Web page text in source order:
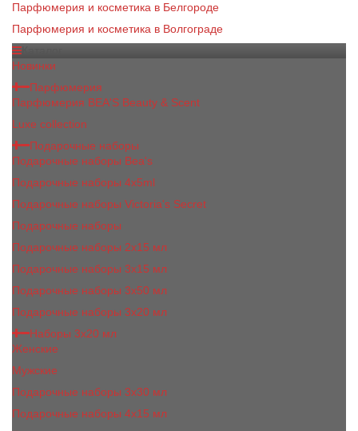
Парфюмерия и косметика в Белгороде
Парфюмерия и косметика в Волгограде
Новинки
Парфюмерия
Парфюмерия BEA'S Beauty & Scent
Luxe collection
Подарочные наборы
Подарочные наборы Bea's
Подарочные наборы 4х5ml
Подарочные наборы Victoria's Secret
Подарочные наборы
Подарочные наборы 2x15 мл
Подарочные наборы 3х15 мл
Подарочные наборы 3x50 мл
Подарочные наборы 3x20 мл
Наборы 3х20 мл
Женские
Мужские
Подарочные наборы 3х30 мл
Подарочные наборы 4x15 мл